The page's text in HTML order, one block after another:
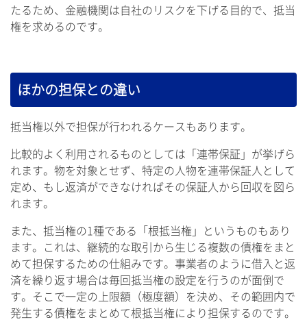
たるため、金融機関は自社のリスクを下げる目的で、抵当
権を求めるのです。
ほかの担保との違い
抵当権以外で担保が行われるケースもあります。
比較的よく利用されるものとしては「連帯保証」が挙げら
れます。物を対象とせず、特定の人物を連帯保証人として
定め、もし返済ができなければその保証人から回収を図ら
れます。
また、抵当権の1種である「根抵当権」というものもあり
ます。これは、継続的な取引から生じる複数の債権をまと
めて担保するための仕組みです。事業者のように借入と返
済を繰り返す場合は毎回抵当権の設定を行うのが面倒で
す。そこで一定の上限額（極度額）を決め、その範囲内で
発生する債権をまとめて根抵当権により担保するのです。